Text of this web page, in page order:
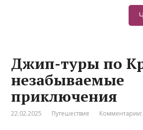
Джип-туры по
незабываемые
приключения
22.02.2025 Путешествие